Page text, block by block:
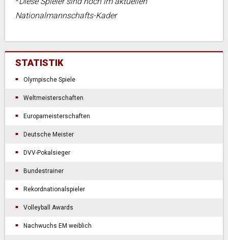
Nationalmannschafts-Kader
STATISTIK
Olympische Spiele
Weltmeisterschaften
Europameisterschaften
Deutsche Meister
DVV-Pokalsieger
Bundestrainer
Rekordnationalspieler
Volleyball Awards
Nachwuchs EM weiblich